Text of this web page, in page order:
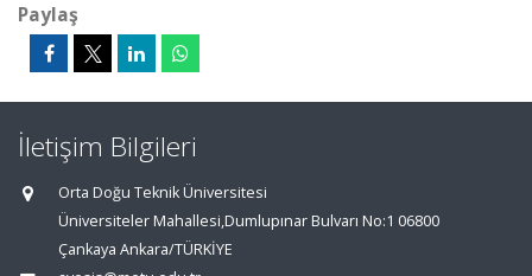
Paylaş
İletişim Bilgileri
Orta Doğu Teknik Üniversitesi
Üniversiteler Mahallesi,Dumlupınar Bulvarı No:1 06800
Çankaya Ankara/TÜRKİYE